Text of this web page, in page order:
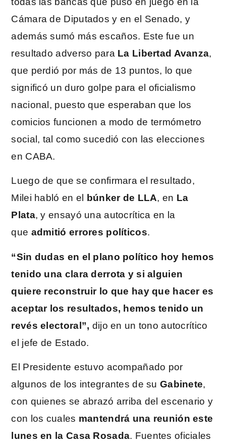
Cámara de Diputados y en el Senado, y
además sumó más escaños. Este fue un
resultado adverso para La Libertad Avanza,
que perdió por más de 13 puntos, lo que
significó un duro golpe para el oficialismo
nacional, puesto que esperaban que los
comicios funcionen a modo de termómetro
social, tal como sucedió con las elecciones
en CABA.
Luego de que se confirmara el resultado,
Milei habló en el
búnker de LLA, en La
Plata, y ensayó una autocrítica en la
que admitió errores políticos.
“Sin dudas en el plano político hoy hemos
tenido una clara derrota y si alguien
quiere reconstruir lo que hay que hacer es
aceptar los resultados, hemos tenido un
revés electoral”, dijo en un tono autocrítico
el jefe de Estado.
El Presidente estuvo acompañado por
algunos de los integrantes de su Gabinete,
con quienes se abrazó arriba del escenario y
con los cuales mantendrá una reunión este
lunes en la Casa Rosada. Fuentes oficiales